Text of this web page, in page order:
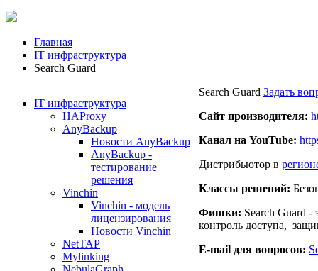
Главная
IT инфраструктура
Search Guard
IT инфраструктура
HAProxy
AnyBackup
Новости AnyBackup
AnyBackup -
тестирование
решения
Vinchin
Vinchin - модель
лицензирования
Новости Vinchin
NetTAP
Mylinking
Search Guard Задать
Сайт производителя:
Канал на YouTube:
Дистрибьютор в
Классы решений:
Фишки: Search Guard -
контроль доступа,
E-mail для вопросов: